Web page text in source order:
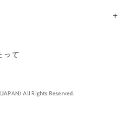
生
って
） All Rights Reserved.